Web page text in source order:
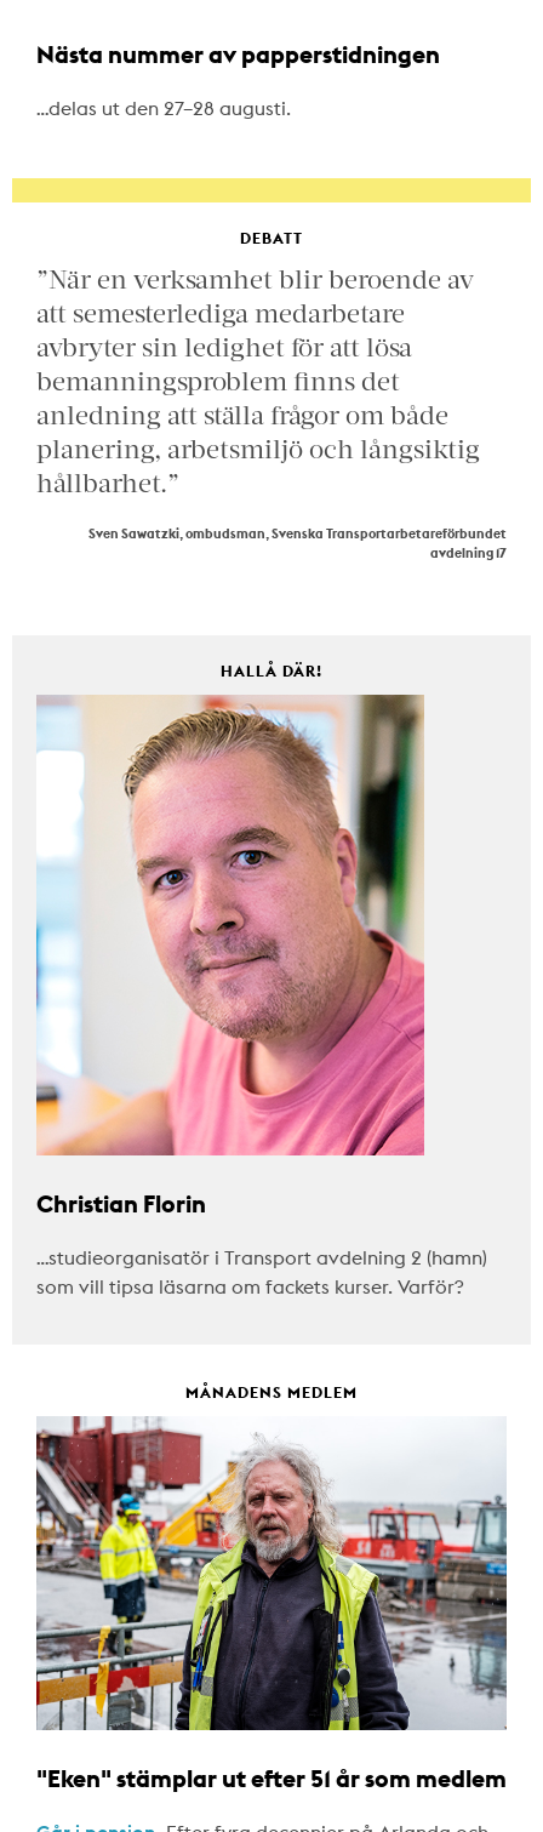
Nästa nummer av papperstidningen
…delas ut den 27–28 augusti.
DEBATT
”När en verksamhet blir beroende av
att semesterlediga medarbetare
avbryter sin ledighet för att lösa
bemanningsproblem finns det
anledning att ställa frågor om både
planering, arbetsmiljö och långsiktig
hållbarhet.”
Sven Sawatzki, ombudsman, Svenska Transportarbetareförbundet
avdelning 17
HALLÅ DÄR!
Christian Florin
…studieorganisatör i Transport avdelning 2 (hamn)
som vill tipsa läsarna om fackets kurser. Varför?
MÅNADENS MEDLEM
"Eken" stämplar ut efter 51 år som medlem